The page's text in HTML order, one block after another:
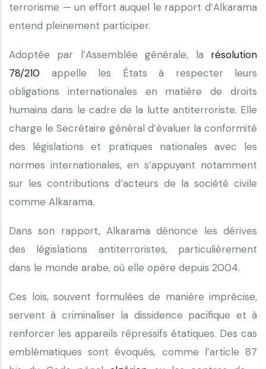
terrorisme — un effort auquel le rapport d’Alkarama
entend pleinement participer.
Adoptée par l’Assemblée générale, la résolution
78/210 appelle les États à respecter leurs
obligations internationales en matière de droits
humains dans le cadre de la lutte antiterroriste. Elle
charge le Secrétaire général d’évaluer la conformité
des législations et pratiques nationales avec les
normes internationales, en s’appuyant notamment
sur les contributions d’acteurs de la société civile
comme Alkarama.
Dans son rapport, Alkarama dénonce les dérives
des législations antiterroristes, particulièrement
dans le monde arabe, où elle opère depuis 2004.
Ces lois, souvent formulées de manière imprécise,
servent à criminaliser la dissidence pacifique et à
renforcer les appareils répressifs étatiques. Des cas
emblématiques sont évoqués, comme l’article 87